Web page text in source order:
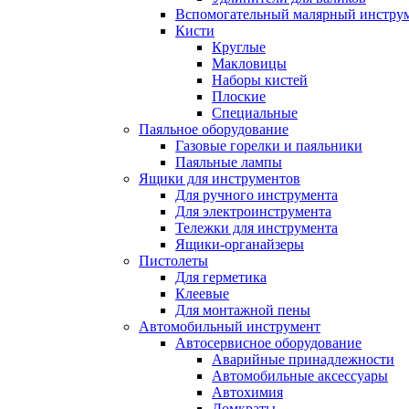
Вспомогательный малярный
Кисти
Круглые
Макловицы
Наборы кистей
Плоские
Специальные
Паяльное оборудование
Газовые горелки и паяльники
Паяльные лампы
Ящики для инструментов
Для ручного инструмента
Для электроинструмента
Тележки для инструмента
Ящики-органайзеры
Пистолеты
Для герметика
Клеевые
Для монтажной пены
Автомобильный инструмент
Автосервисное оборудование
Аварийные принадлежности
Автомобильные аксессуары
Автохимия